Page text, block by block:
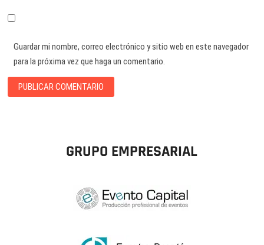
Guardar mi nombre, correo electrónico y sitio web en este navegador
para la próxima vez que haga un comentario.
GRUPO EMPRESARIAL